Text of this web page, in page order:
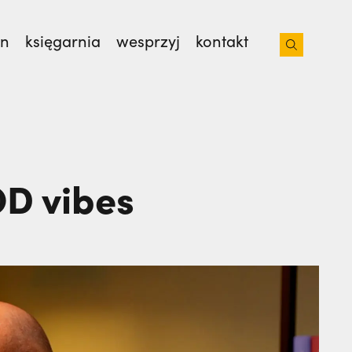
księgarnia wesprzyj kontakt
vibes